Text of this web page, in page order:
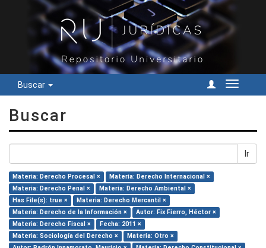
Buscar
Cambiar
Buscar
Ir
Materia: Derecho Procesal ×
Materia: Derecho Internacional ×
Materia: Derecho Penal ×
Materia: Derecho Ambiental ×
Has File(s): true ×
Materia: Derecho Mercantil ×
Materia: Derecho de la Información ×
Autor: Fix Fierro, Héctor ×
Materia: Derecho Fiscal ×
Fecha: 2011 ×
Materia: Sociología del Derecho ×
Materia: Otro ×